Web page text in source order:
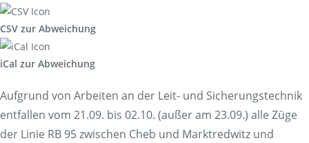
CSV zur Abweichung
iCal zur Abweichung
Aufgrund von Arbeiten an der Leit- und Sicherungstechnik
entfallen vom 21.09. bis 02.10. (außer am 23.09.) alle Züge
der Linie RB 95 zwischen Cheb und Marktredwitz und